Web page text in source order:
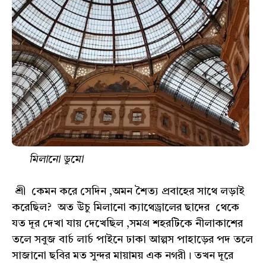
মিলানো ডুমো
শ্রী কেমন করে সেদিন ,অমন শৈত্য প্রবাহের সাথে লড়াই
করেছিল? অত উঁচু মিলানো ক্যাথেড্রালের ছাদের থেকে
যত দূর দেখা যায় দেখেছিল ,সমগ্র শহরটিকে নীলাকাশের
তলে সবুজ বার্চ লার্চ পাইনে ঢাকা আল্পস পাহাড়ের পদ তলে
সাজানো ছবির মত সুন্দর মায়াময় এক নগরী। তখন দূরে